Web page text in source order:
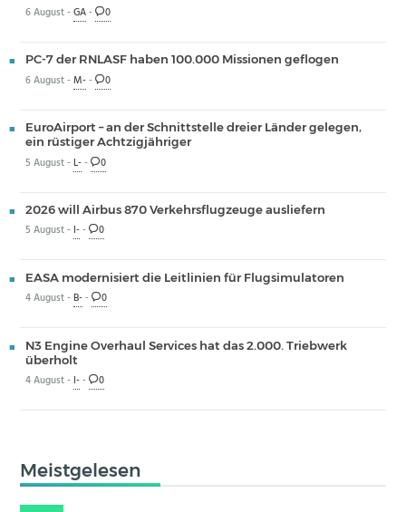
6 August -GA- 0
PC-7 der RNLASF haben 100.000 Missionen geflogen
6 August -M-- 0
EuroAirport – an der Schnittstelle dreier Länder gelegen,
ein rüstiger Achtzigjähriger
5 August -L-- 0
2026 will Airbus 870 Verkehrsflugzeuge ausliefern
5 August - I-- 0
EASA modernisiert die Leitlinien für Flugsimulatoren
4 August -B-- 0
N3 Engine Overhaul Services hat das 2.000. Triebwerk
überholt
4 August - I-- 0
Meistgelesen